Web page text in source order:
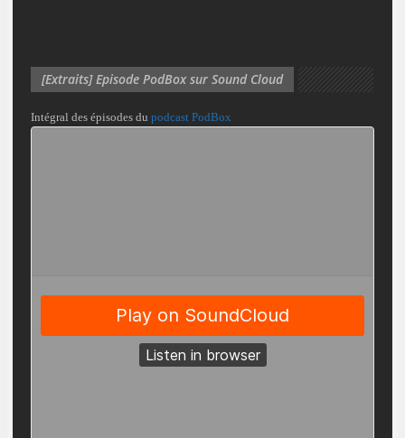
[Extraits] Episode PodBox sur Sound Cloud
Intégral des épisodes du podcast PodBox